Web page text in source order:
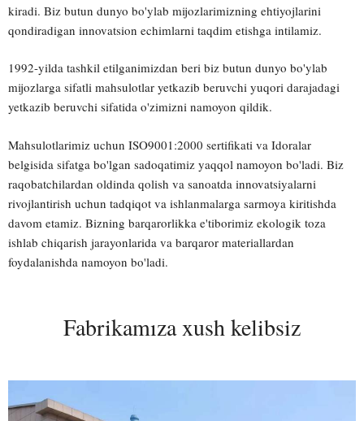
kiradi. Biz butun dunyo bo'ylab mijozlarimizning ehtiyojlarini
qondiradigan innovatsion echimlarni taqdim etishga intilamiz.
1992-yilda tashkil etilganimizdan beri biz butun dunyo bo'ylab
mijozlarga sifatli mahsulotlar yetkazib beruvchi yuqori darajadagi
yetkazib beruvchi sifatida o'zimizni namoyon qildik.
Mahsulotlarimiz uchun ISO9001:2000 sertifikati va Idoralar
belgisida sifatga bo'lgan sadoqatimiz yaqqol namoyon bo'ladi. Biz
raqobatchilardan oldinda qolish va sanoatda innovatsiyalarni
rivojlantirish uchun tadqiqot va ishlanmalarga sarmoya kiritishda
davom etamiz. Bizning barqarorlikka e'tiborimiz ekologik toza
ishlab chiqarish jarayonlarida va barqaror materiallardan
foydalanishda namoyon bo'ladi.
Fabrikamıza xush kelibsiz